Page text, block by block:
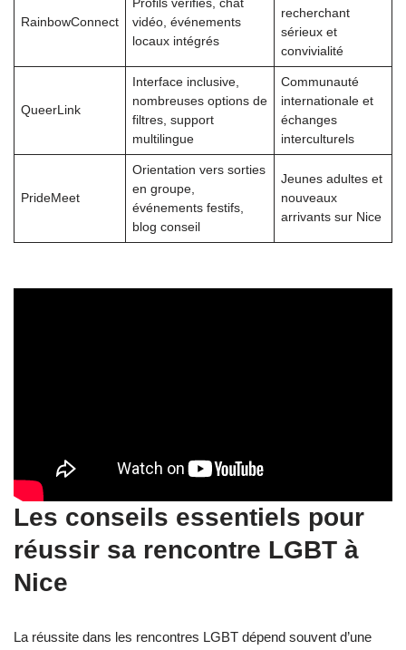
RainbowConnect
Profils vérifiés, chat
vidéo, événements
locaux intégrés
recherchant
sérieux et
convivialité
QueerLink
Interface inclusive,
nombreuses options de
filtres, support
multilingue
Communauté
internationale et
échanges
interculturels
PrideMeet
Orientation vers sorties
en groupe,
événements festifs,
blog conseil
Jeunes adultes et
nouveaux
arrivants sur Nice
Les conseils essentiels pour
réussir sa rencontre LGBT à
Nice
La réussite dans les rencontres LGBT dépend souvent d’une